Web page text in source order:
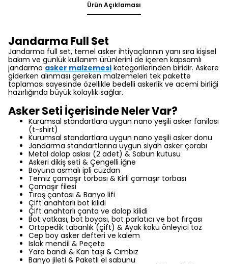
Ürün Açıklaması
Jandarma Full Set
Jandarma full set, temel asker ihtiyaçlarının yanı sıra kişisel
bakım ve günlük kullanım ürünlerini de içeren kapsamlı
jandarma asker malzemesi kategorilerinden biridir. Askere
giderken alınması gereken malzemeleri tek pakette
toplaması sayesinde özellikle bedelli askerlik ve acemi birliği
hazırlığında büyük kolaylık sağlar.
Asker Seti İçerisinde Neler Var?
Kurumsal standartlara uygun nano yeşili asker fanilası
(t-shirt)
Kurumsal standartlara uygun nano yeşili asker donu
Jandarma standartlarına uygun siyah asker çorabı
Metal dolap askısı (2 adet) & Sabun kutusu
Askeri dikiş seti & Çengelli iğne
Boyuna asmalı ipli cüzdan
Temiz çamaşır torbası & Kirli çamaşır torbası
Çamaşır filesi
Tıraş çantası & Banyo lifi
Çift anahtarlı bot kilidi
Çift anahtarlı çanta ve dolap kilidi
Bot vatkası, bot boyası, bot parlatıcı ve bot fırçası
Ortopedik tabanlık (çift) & Ayak koku önleyici toz
Cep boy asker defteri ve kalem
Islak mendil & Peçete
Yara bandı & Kan taşı & Cımbız
Banyo jileti & Paketli el sabunu